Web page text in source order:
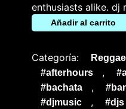
enthusiasts alike. dj
Añadir al carrito
Categoría:
#afterhours ,
#bachata ,
#djmusic , #djs